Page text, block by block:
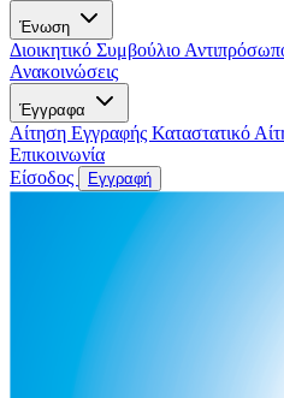
Ένωση
Διοικητικό Συμβούλιο
Ανακοινώσεις
Έγγραφα
Αίτηση Εγγραφής Καταστατικό
Επικοινωνία
Είσοδος
Εγγραφή